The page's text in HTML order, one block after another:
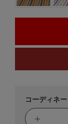
コーディネ